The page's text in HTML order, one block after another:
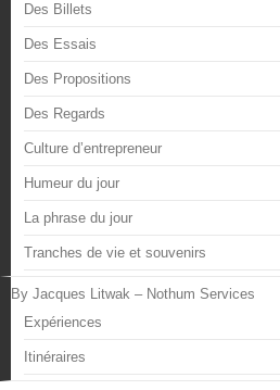
Des Billets
Des Essais
Des Propositions
Des Regards
Culture d’entrepreneur
Humeur du jour
La phrase du jour
Tranches de vie et souvenirs
By Jacques Litwak – Nothum Services
Expériences
Itinéraires